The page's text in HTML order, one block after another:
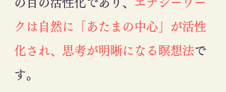
の目の活性化であり、 エナジーワー
クは自然に「あたまの中心」が活性
化され、思考が明晰になる瞑想法で
す。